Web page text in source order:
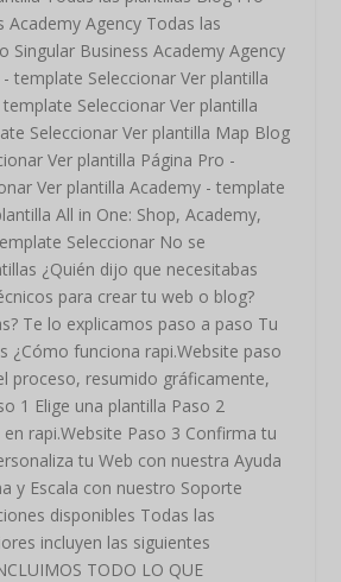
Academy Agency Todas las
Singular Business Academy Agency
template Seleccionar Ver plantilla
Seleccionar Ver plantilla
Seleccionar Ver plantilla Map Blog
Ver plantilla Página Pro -
Ver plantilla Academy - template
All in One: Shop, Academy,
Seleccionar No se
¿Quién dijo que necesitabas
para crear tu web o blog?
Te lo explicamos paso a paso Tu
¿Cómo funciona rapi.Website paso
proceso, resumido gráficamente,
1 Elige una plantilla Paso 2
rapi.Website Paso 3 Confirma tu
tu Web con nuestra Ayuda
y Escala con nuestro Soporte
disponibles Todas las
incluyen las siguientes
TODO LO QUE